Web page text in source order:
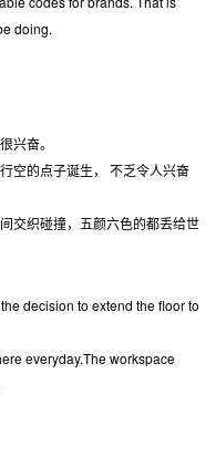
doing.
兴奋。
空的点子诞生， 不乏令人兴奋
交织碰撞，五颜六色的都丢给世
decision to extend the floor to
everyday.The workspace